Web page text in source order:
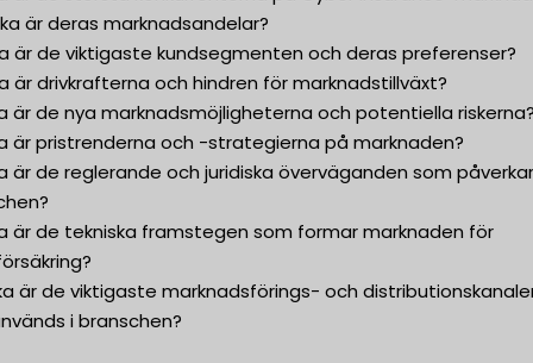
är deras marknadsandelar?
är de viktigaste kundsegmenten och deras preferenser?
är drivkrafterna och hindren för marknadstillväxt?
är de nya marknadsmöjligheterna och potentiella
är pristrenderna och -strategierna på marknaden?
är de reglerande och juridiska överväganden som påverkar
är de tekniska framstegen som formar marknaden för
är de viktigaste marknadsförings- och
i branschen?